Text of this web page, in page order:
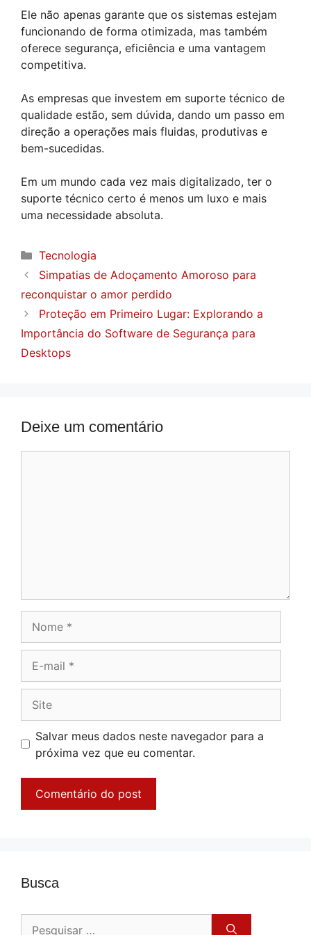
Ele não apenas garante que os sistemas estejam
funcionando de forma otimizada, mas também
oferece segurança, eficiência e uma vantagem
competitiva.
As empresas que investem em suporte técnico de
qualidade estão, sem dúvida, dando um passo em
direção a operações mais fluidas, produtivas e
bem-sucedidas.
Em um mundo cada vez mais digitalizado, ter o
suporte técnico certo é menos um luxo e mais
uma necessidade absoluta.
Categorias
Tecnologia
Simpatias de Adoçamento Amoroso para
reconquistar o amor perdido
Proteção em Primeiro Lugar: Explorando a
Importância do Software de Segurança para
Desktops
Deixe um comentário
mail
Salvar meus dados neste navegador para a
próxima vez que eu comentar.
Busca